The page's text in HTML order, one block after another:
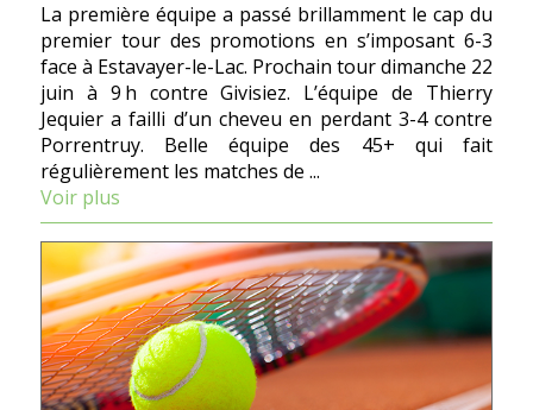
La première équipe a passé brillamment le cap du
premier tour des promotions en s’imposant 6-3
face à Estavayer-le-Lac. Prochain tour dimanche 22
juin à 9 h contre Givisiez. L’équipe de Thierry
Jequier a failli d’un cheveu en perdant 3-4 contre
Porrentruy. Belle équipe des 45+ qui fait
régulièrement les matches de ...
Voir plus